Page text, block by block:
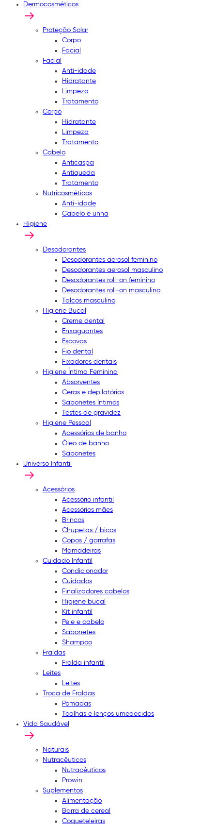
Dermocosméticos
Proteção Solar
Corpo
Facial
Facial
Anti-idade
Hidratante
Limpeza
Tratamento
Corpo
Hidratante
Limpeza
Tratamento
Cabelo
Anticaspa
Antiqueda
Tratamento
Nutricosméticos
Anti-idade
Cabelo e unha
Higiene
Desodorantes
Desodorantes aerosol feminino
Desodorantes aerosol masculino
Desodorantes roll-on feminino
Desodorantes roll-on masculino
Talcos masculino
Higiene Bucal
Creme dental
Enxaguantes
Escovas
Fio dental
Fixadores dentais
Higiene Íntima Feminina
Absorventes
Ceras e depilatórios
Sabonetes íntimos
Testes de gravidez
Higiene Pessoal
Acessórios de banho
Óleo de banho
Sabonetes
Universo Infantil
Acessórios
Acessório infantil
Acessórios mães
Brincos
Chupetas / bicos
Copos / garrafas
Mamadeiras
Cuidado Infantil
Condicionador
Cuidados
Finalizadores cabelos
Higiene bucal
Kit infantil
Pele e cabelo
Sabonetes
Shampoo
Fraldas
Fralda infantil
Leites
Leites
Troca de Fraldas
Pomadas
Toalhas e lenços umedecidos
Vida Saudável
Naturais
Nutracêuticos
Nutracêuticos
Prowin
Suplementos
Alimentação
Barra de cereal
Coqueteleiras